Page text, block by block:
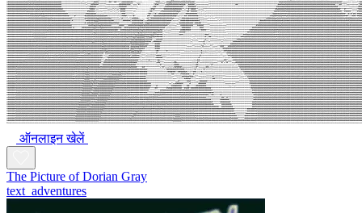
ऑनलाइन खेलें
The Picture of Dorian Gray
text_adventures